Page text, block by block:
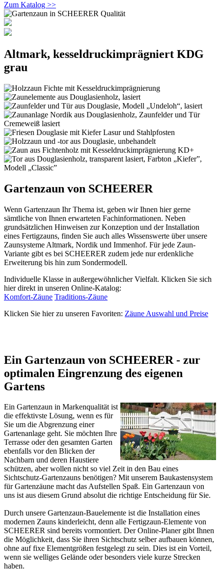
Zum Katalog >>
Altmark, kesseldruckimprägniert KDG
grau
Gartenzaun von SCHEERER
Wenn Gartenzaun Ihr Thema ist, geben wir Ihnen hier gerne
sämtliche von Ihnen erwarteten Fachinformationen. Neben
grundsätzlichen Hinweisen zur Konzeption und der Installation
eines Fertigzauns, finden Sie auch alles Wissenswerte über unsere
Zaunsysteme Altmark, Nordik und Immenhof. Für jede Zaun-
Variante gibt es bei SCHEERER zudem jede nur erdenkliche
Erweiterung bis hin zum Sondermodell.
Individuelle Klasse in außergewöhnlicher Vielfalt. Klicken Sie sich
hier direkt in unseren Online-Katalog:
Komfort-Zäune Traditions-Zäune
Klicken Sie hier zu unseren Favoriten: Zäune Auswahl und Preise
Ein Gartenzaun von SCHEERER - zur
optimalen Eingrenzung des eigenen
Gartens
Ein Gartenzaun in Markenqualität ist
die effektivste Lösung, wenn es für
Sie um die Abgrenzung einer
Gartenanlage geht. Sie möchten Ihre
Terrasse oder den gesamten Garten
ebenfalls vor den Blicken der
Nachbarn und deren Haustiere
schützen, aber wollen nicht so viel Zeit in den Bau eines
Sichtschutz-Gartenzauns benötigen? Mit unserem Baukastensystem
für Gartenzäune macht das Aufstellen Spaß. Ein Gartenzaun von
uns ist aus diesem Grund absolut die richtige Entscheidung für Sie.
Durch unsere Gartenzaun-Bauelemente ist die Installation eines
modernen Zauns kinderleicht, denn alle Fertigzaun-Elemente von
SCHEERER sind bereits vormontiert. Der Online-Planer gibt Ihnen
die Möglichkeit, dass Sie ihren Sichtschutz selber aufbauen können,
ohne auf fixe Elementgrößen festgelegt zu sein. Dies ist ein Vorteil,
wenn sie welliges Gelände oder besonders viele kurze Strecken
haben.